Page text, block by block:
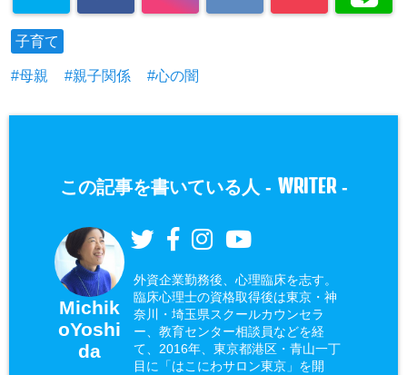
子育て
母親 親子関係 心の闇
この記事を書いている人 - WRITER-
Michik
oYoshi
da
外資企業勤務後、心理臨床を志す。
臨床心理士の資格取得後は東京・神
奈川・埼玉県スクールカウンセラ
ー、教育センター相談員などを経
て、2016年、東京都港区・青山一丁
目に「はこにわサロン東京」を開